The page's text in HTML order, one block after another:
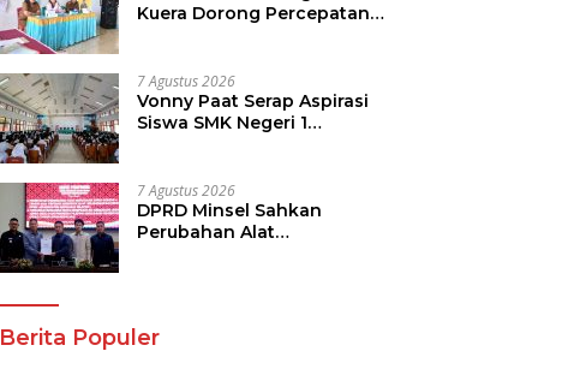
Kuera Dorong Percepatan
7 Agustus 2026
Vonny Paat Serap Aspirasi
Siswa SMK Negeri 1
7 Agustus 2026
DPRD Minsel Sahkan
Perubahan Alat
Berita Populer